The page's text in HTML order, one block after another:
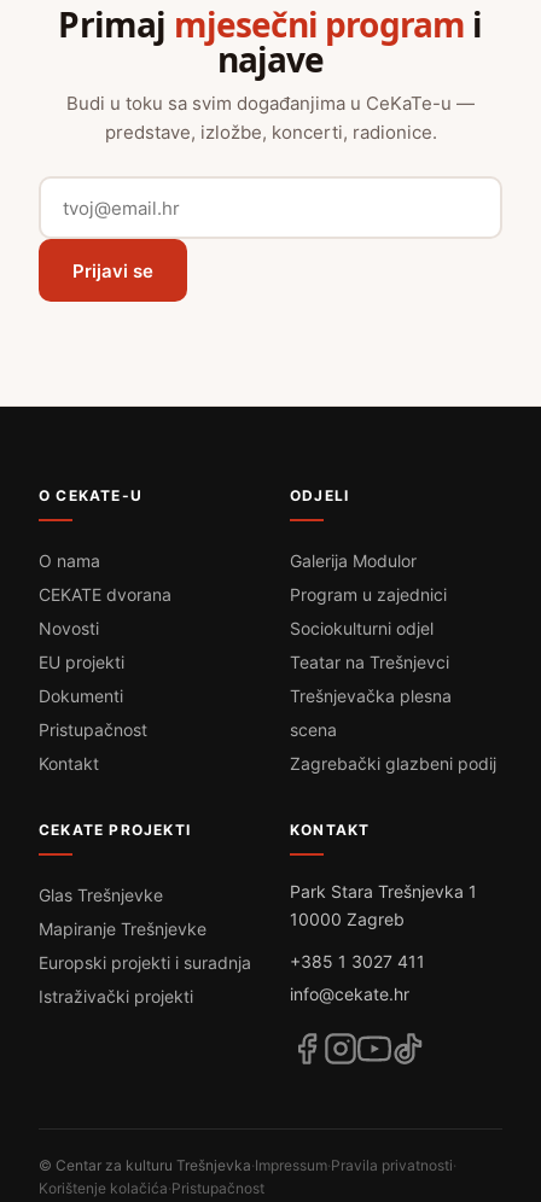
Primaj mjesečni program i
najave
Budi u toku sa svim događanjima u CeKaTe-u —
predstave, izložbe, koncerti, radionice.
Prijavi se
O CEKATE-U
O nama
CEKATE dvorana
Novosti
EU projekti
Dokumenti
Pristupačnost
Kontakt
ODJELI
Galerija Modulor
Program u zajednici
Sociokulturni odjel
Teatar na Trešnjevci
Trešnjevačka plesna
scena
Zagrebački glazbeni podij
CEKATE PROJEKTI
Glas Trešnjevke
Mapiranje Trešnjevke
Europski projekti i suradnja
Istraživački projekti
KONTAKT
Park Stara Trešnjevka 1
10000 Zagreb
+385 1 3027 411
info@cekate.hr
© Centar za kulturu Trešnjevka·Impressum·Pravila privatnosti·
Korištenje kolačića·Pristupačnost